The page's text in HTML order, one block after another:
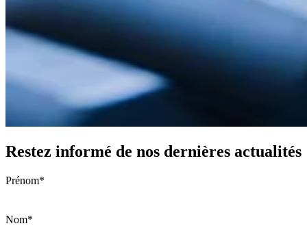
Restez informé de nos dernières actualités
Prénom*
Nom*